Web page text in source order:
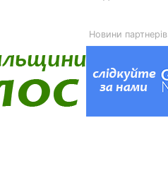
Новини партнерів